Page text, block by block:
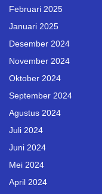
Februari 2025
Januari 2025
Desember 2024
November 2024
Oktober 2024
September 2024
Agustus 2024
Juli 2024
Juni 2024
Mei 2024
April 2024